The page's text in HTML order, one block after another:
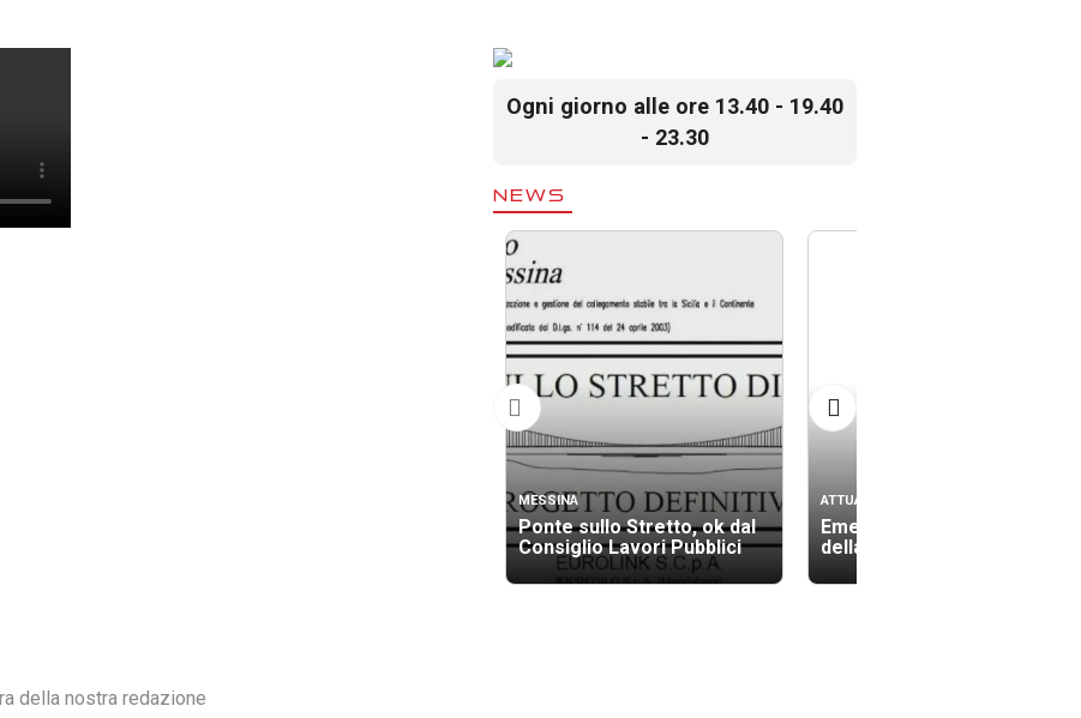
della nostra redazione
Ogni giorno alle ore 13.40 - 19.40
- 23.30
NEWS
MESSINA
Ponte sullo Stretto, ok dal
Consiglio Lavori Pubblici
ATTUALITÀ
Emergenza rifiuti nel pieno
della stagione turistica